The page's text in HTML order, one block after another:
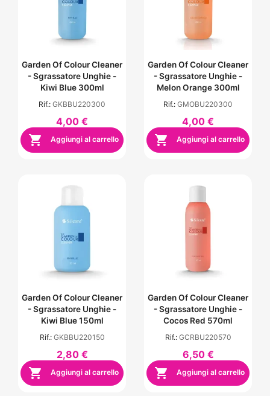
Garden Of Colour Cleaner
- Sgrassatore Unghie -
Kiwi Blue 300ml
Rif.: GKBBU220300
4,00 €
 Aggiungi al carrello
Garden Of Colour Cleaner
- Sgrassatore Unghie -
Melon Orange 300ml
Rif.: GMOBU220300
4,00 €
 Aggiungi al carrello
Garden Of Colour Cleaner
- Sgrassatore Unghie -
Kiwi Blue 150ml
Rif.: GKBBU220150
2,80 €
 Aggiungi al carrello
Garden Of Colour Cleaner
- Sgrassatore Unghie -
Cocos Red 570ml
Rif.: GCRBU220570
6,50 €
 Aggiungi al carrello